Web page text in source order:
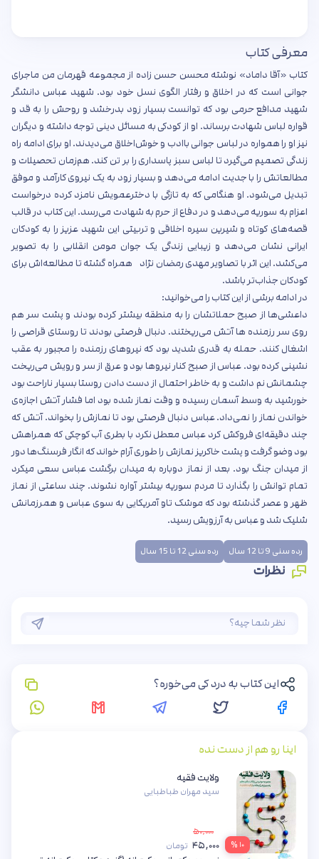
معرفی کتاب
کتاب «آقا داماد» نوشته محسن حسن زاده از مجموعه قهرمان من ماجرای
جوانی است که در اخلاق و رفتار الگوی نسل خود بود. شهید عباس دانشگر
شهید مدافع حرمی بود که توانست بسیار زود بدرخشد و روحش را به قد و
قواره لباس شهادت برساند. او از کودکی به مسائل دینی توجه داشته و دیگران
نیز او را همواره در لباس جوانی باادب و خوش‌اخلاق می‌دیدند. او برای ادامه راه
زندگی تصمیم می‌گیرد تا لباس سبز پاسداری را بر تن کند. هم‌زمان تحصیلات و
مطالعاتش را با جدیت ادامه می‌دهد و بسیار زود به یک نیروی کارآمد و موفق
تبدیل می‌شود. او هنگامی که به تازگی با دخترعمویش نامزد کرده درخواست
اعزام به سوریه می‌دهد و در دفاع از حرم به شهادت می‌رسد. این کتاب در قالب
قصه‌های کوتاه و شیرین سیره اخلاقی و تربیتی این شهید عزیز را به کودکان
ایرانی نشان می‌دهد و زیبایی زندگی یک جوان مومن انقلابی را به تصویر
می‌کشد. این اثر با تصاویر مهدی رمضان نژاد همراه گشته تا مطالعه‌اش برای
کودکان جذاب‌تر باشد.
در ادامه برشی از این کتاب را می‌خوانید:
داعشی‌ها از صبح حملاتشان را به منطقه بیشتر کرده بودند و پشت سر هم
روی سر رزمنده ها آتش می‌ریختند. دنبال فرصتی بودند تا روستای قراصی را
اشغال کنند. حمله به قدری شدید بود که نیروهای رزمنده را مجبور به عقب
نشینی کرده بود. عباس از صبح کنار نیروها بود و عرق از سر و رویش می‌ریخت
چشمانش نم داشت و به خاطر احتمال از دست دادن روستا بسیار ناراحت بود
خورشید به وسط آسمان رسیده و وقت نماز شده بود اما فشار آتش اجازه‌ی
خواندن نماز را نمی‌داد. عباس دنبال فرصتی بود تا نمازش را بخواند. آتش که
چند دقیقه‌ای فروکش کرد عباس معطل نکرد با بطری آب کوچکی که همراهش
بود وضو گرفت و پشت خاکریز نمازش را طوری آرام خواند که انگار فرسنگ‌ها دور
از میدان جنگ بود. بعد از نماز دوباره به میدان برگشت عباس سعی میکرد
تمام توانش را بگذارد تا مردم سوریه بیشتر آواره نشوند. چند ساعتی از نماز
ظهر و عصر گذشته بود که موشک تاو آمریکایی به سوی عباس و همرزمانش
شلیک شد و عباس به آرزویش رسید.
رده سنی 9 تا 12 سال رده سنی 12 تا 15 سال
نظرات
این کتاب به درد کی می‌خوره؟
اینا رو هم از دست نده
۱۰ %
ولایت فقیه
سید مهران طباطبایی
۵۰,۰۰۰
۴۵,۰۰۰ تومان